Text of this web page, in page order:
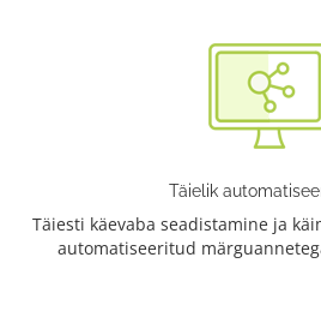
Täielik
Täiesti käevaba seadistamine ja
automatiseeritud